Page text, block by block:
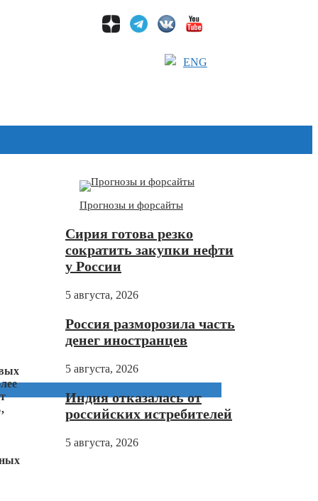
ENG
Прогнозы и форсайты
Сирия готова резко
сократить закупки нефти
у России
5 августа, 2026
Россия разморозила часть
денег иностранцев
5 августа, 2026
Индия отказалась от
российских истребителей
5 августа, 2026